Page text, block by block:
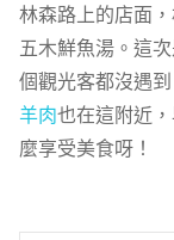
林森路上的店面
五木鮮魚湯。這
個觀光客都沒遇
羊肉也在這附近
麼享受美食呀！